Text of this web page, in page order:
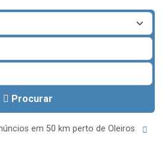
Procurar
em 50 km perto de Oleiros